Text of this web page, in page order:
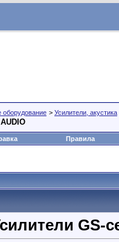
оборудование > Усилители, акустика
Правила
GS-